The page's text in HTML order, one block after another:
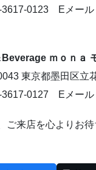
3617-0123 Eメール
ｍｏｎａ
東京都墨田区立
3617-0127 Eメール
ご来店を心よりお待